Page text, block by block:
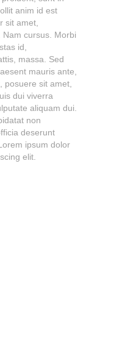
anim id est
sit amet,
cursus. Morbi
id,
massa. Sed
mauris ante,
posuere sit amet,
dui viverra
aliquam dui.
non
deserunt
ipsum dolor
elit.